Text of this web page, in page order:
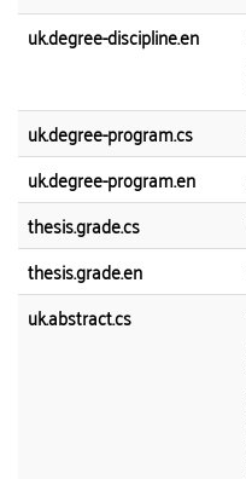
uk.degree-discipline.en
uk.degree-program.cs
uk.degree-program.en
thesis.grade.cs
thesis.grade.en
uk.abstract.cs